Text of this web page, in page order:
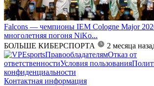
Falcons — чемпионы IEM Cologne Major
многолетняя погоня NiKo...
БОЛЬШЕ КИБЕРСПОРТА
2 месяца
ПравообладателямОтказ от
ответственностиУсловия пользования
конфиденциальности
Контактная информация